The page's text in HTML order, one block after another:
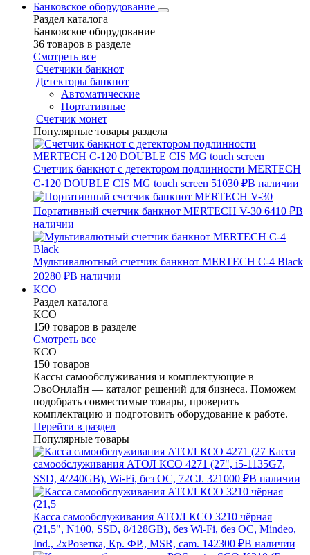
Банковское оборудование
Раздел каталога
Банковское оборудование
36 товаров в разделе
Смотреть все
Счетчики банкнот
Детекторы банкнот
Автоматические
Портативные
Счетчик монет
Популярные товары раздела
Счетчик банкнот с детектором подлинности MERTECH
C-120 DOUBLE CIS MG touch screen 51030 ₽В наличии
Портативный счетчик банкнот MERTECH V-30 6410 ₽В
наличии
Мультивалютный счетчик банкнот MERTECH C-4 Black
20280 ₽В наличии
КСО
Раздел каталога
КСО
150 товаров в разделе
Смотреть все
КСО
150 товаров
Кассы самообслуживания и комплектующие в
ЭвоОнлайн — каталог решений для бизнеса. Поможем
подобрать совместимые товары, проверить
комплектацию и подготовить оборудование к работе.
Перейти в раздел
Популярные товары
Касса
самообслуживания АТОЛ КСО 4271 (27", i5-1135G7,
SSD, 4/240GB), Wi-Fi, без ОС, 72CJ. 321000 ₽В наличии
Касса самообслуживания АТОЛ КСО 3210 чёрная
(21,5", N100, SSD, 8/128GB), без Wi-Fi, без ОС, Mindeo,
Ind., 2хРозетка, Кр. ФР., MSR, cam. 142300 ₽В наличии